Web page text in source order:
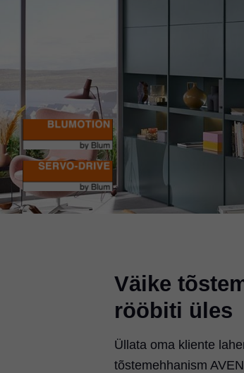
Väike
rööbiti üles
Üllata oma kliente
tõstemehhanism